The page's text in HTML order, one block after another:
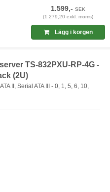
1.599,-SEK
(1.279,20 exkl. moms)
Lägg i korgen
TS-832PXU-RP-4G -
(2U)
II, Serial ATA III - 0, 1, 5, 6, 10,